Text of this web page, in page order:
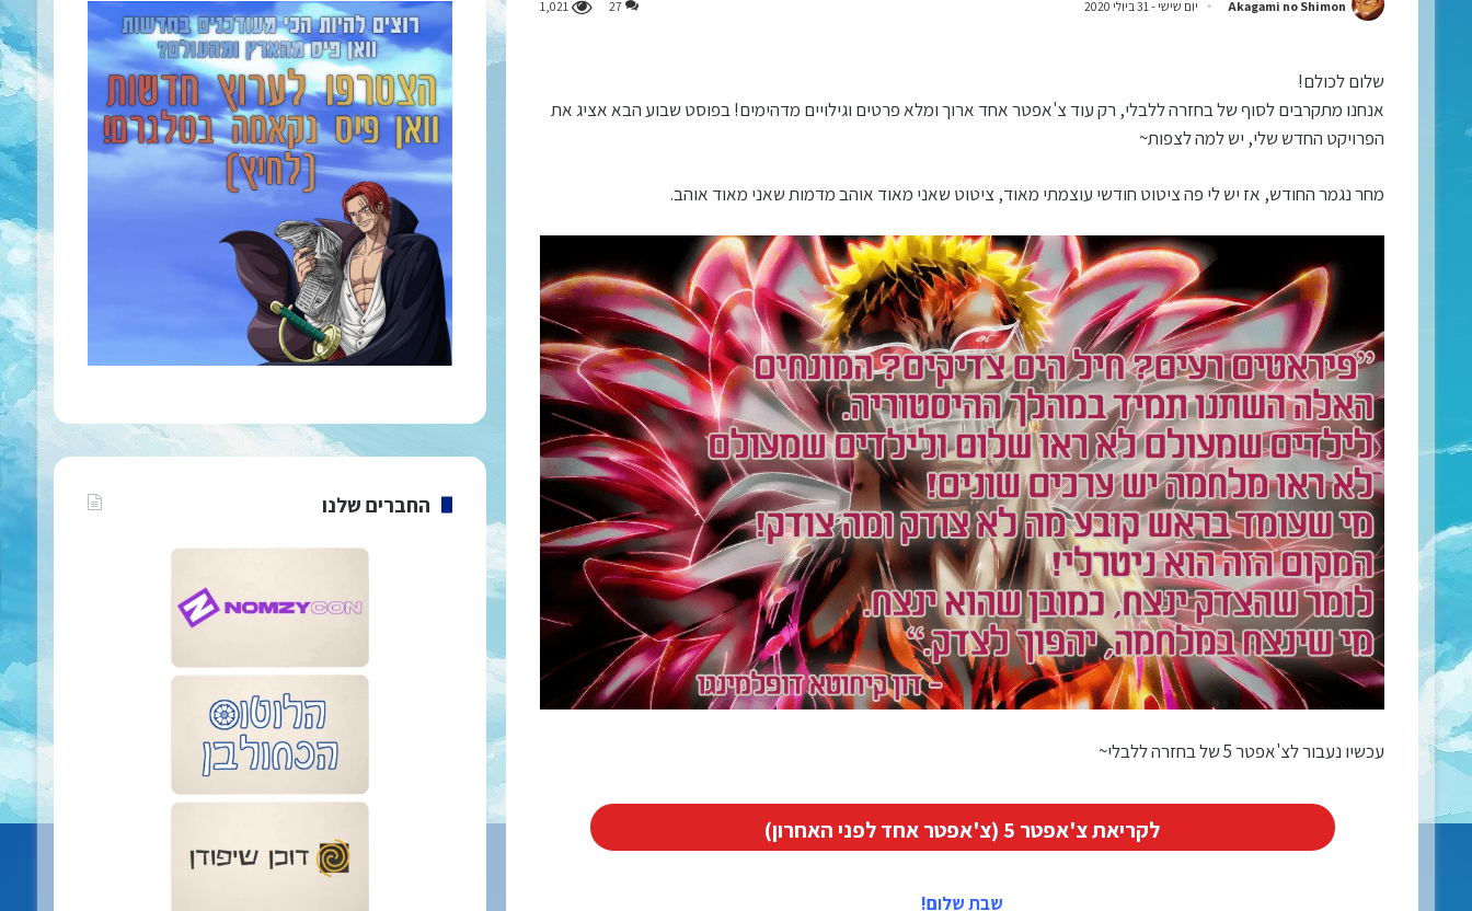
Akagami no Shimon יום שישי - 31 ביולי 2020 27
1,021
שלום לכולם!
אנחנו מתקרבים לסוף של בחזרה ללבלי, רק עוד צ'אפטר אחד ארוך ומלא פרטים וגילויים מדהימים! בפוסט שבוע הבא אציג את
הפרויקט החדש שלי, יש למה לצפות~
מחר נגמר החודש, אז יש לי פה ציטוט חודשי עוצמתי מאוד, ציטוט שאני מאוד אוהב מדמות שאני מאוד אוהב.
עכשיו נעבור לצ'אפטר 5 של בחזרה ללבלי~
לקריאת צ'אפטר 5 (צ'אפטר אחד לפני האחרון)
שבת שלום!
החברים שלנו